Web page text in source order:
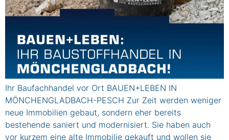
Ihr Baufachhandel vor Ort BAUEN+LEBEN IN
MÖNCHENGLADBACH-PESCH Zur Zeit werden weniger
neue Immobilien gebaut, sondern eher bereits
bestehende saniert und modernisiert. Sie haben auch
vor kurzem eine alte Immobilie gekauft und wollen sie